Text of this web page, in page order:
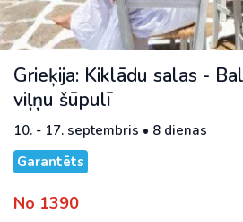
Grieķija: Kiklādu salas -
viļņu šūpulī
10. - 17. septembris • 8 dienas
Garantēts
No 1390